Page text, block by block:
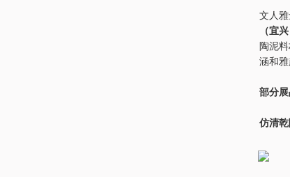
文人
（宜兴
陶泥
涵和雅
部分
仿清